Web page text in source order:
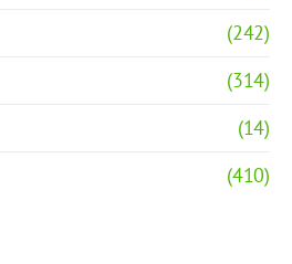
(242)
(314)
(14)
(410)